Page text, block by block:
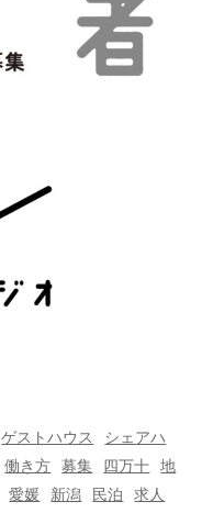
ゲストハウス
シェアハ
働き方 募集 四万十
地
愛媛 新潟 民泊 求人